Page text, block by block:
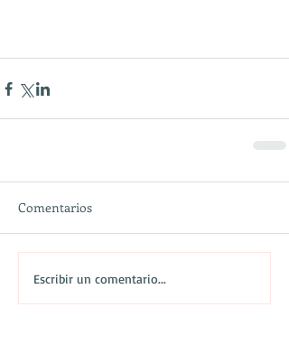
Comentarios
Escribir un comentario...